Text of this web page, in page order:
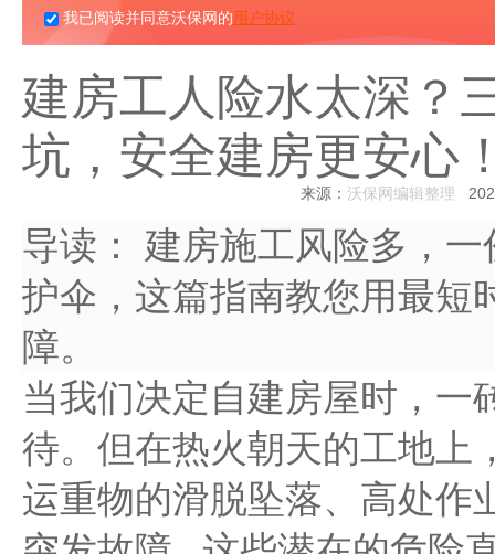
我已阅读并同意沃保网的 用户协议
建房工人险水太深？
坑，安全建房更安心
来源： 沃保网编辑整理
导读：
建房施工风险多，
护伞，这篇指南教您用最短
障。
当我们决定自建房屋时，一
待。但在热火朝天的工地
运重物的滑脱坠落、高处作